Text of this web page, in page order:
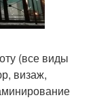
(все виды
визаж,